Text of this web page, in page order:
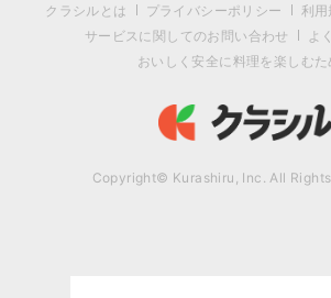
クラシルとは プライバシーポリシー 利用
サービスに関してのお問い合わせ
よ
おいしく安全に料理を楽しむた
Copyright© Kurashiru, Inc. All Rights